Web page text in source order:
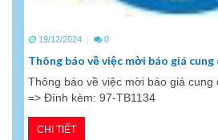
19/12/2024 0
Thông báo về việc mời báo giá cung
Thông báo về việc mời báo giá cung
=> Đính kèm: 97-TB1134
CHI TIẾT